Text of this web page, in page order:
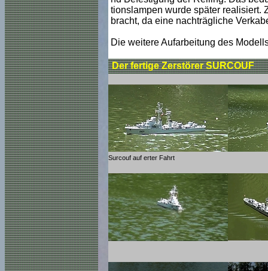
tionslampen wurde später realisiert.
bracht, da eine nachträgliche
Die weitere Aufarbeitung des
Der fertige Zerstörer SURCOUF
Surcouf auf erter Fahrt